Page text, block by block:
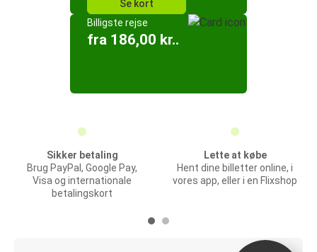
Se kort
Billigste rejse
fra 186,00 kr..
Sikker betaling
Brug PayPal, Google Pay,
Visa og internationale
betalingskort
Lette at købe
Hent dine billetter online, i
vores app, eller i en Flixshop